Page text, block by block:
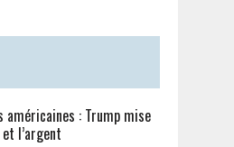
américaines : Trump mise
l’argent